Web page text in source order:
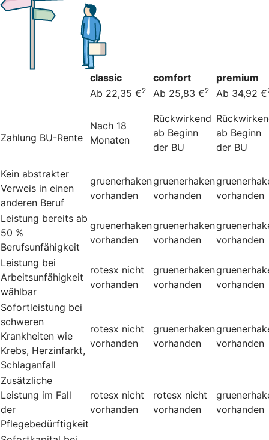
classic comfort
premium
Ab 22,35 €2 Ab 25,83 €2 Ab 34,92 €
Zahlung BU-Rente
Nach 18
Monaten
Rückwirkend
ab Beginn
der BU
ab Beginn
der BU
Kein abstrakter
Verweis in einen
anderen Beruf
gruenerhaken
vorhanden
gruenerhaken
vorhanden
vorhanden
Leistung bereits ab
50 %
Berufsunfähigkeit
gruenerhaken
vorhanden
gruenerhaken
vorhanden
vorhanden
Leistung bei
Arbeitsunfähigkeit
wählbar
rotesx nicht
vorhanden
gruenerhaken
vorhanden
vorhanden
Sofortleistung bei
schweren
Krankheiten wie
Krebs, Herzinfarkt,
Schlaganfall
rotesx nicht
vorhanden
gruenerhaken
vorhanden
vorhanden
Zusätzliche
Leistung im Fall
der
Pflegebedürftigkeit
rotesx nicht
vorhanden
rotesx nicht
vorhanden
vorhanden